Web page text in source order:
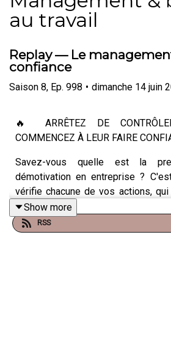
au travail
Replay — Le
confiance
Saison 8, Ep. 998 • dimanche 14 juin
🔥 ARRÊTEZ DE
COMMENCEZ À LEUR FAIRE
Savez-vous quelle est la
démotivation en entreprise ?
vérifie chacune de vos actions,
votre épaule, qui doute
compétences.
Show more
RSS